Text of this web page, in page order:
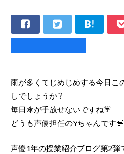
雨が多くてじめじめする今日こ
しでしょうか？
毎日傘が手放せないですね☔
どうも声優担任のYちゃんです🐒
声優1年の授業紹介ブログ第2弾